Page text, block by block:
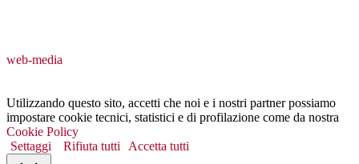
web-media
Utilizzando questo sito, accetti che noi e i nostri partner possiamo
impostare cookie tecnici, statistici e di profilazione come da nostra
Cookie Policy
Settaggi
Rifiuta tutti Accetta tutti